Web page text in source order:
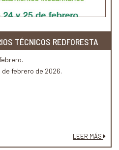
TÉCNICOS REDFORESTA
de febrero de 2026.
LEER MÁS